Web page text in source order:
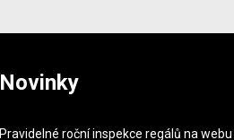
Novinky
Pravidelné roční inspekce regálů na webu